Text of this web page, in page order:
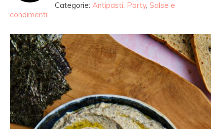
Categorie: Antipasti, Party, Salse e
condimenti